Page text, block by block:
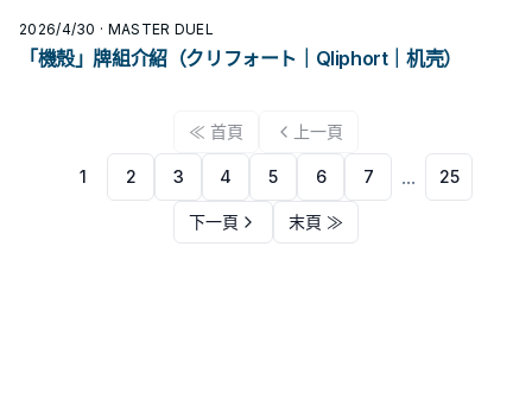
2026/4/30 · MASTER DUEL
「機殼」牌組介紹（クリフォート｜Qliphort｜机壳）
≪ 首頁 上一頁
1 2 3 4 5 6 7 ... 25
下一頁 末頁 ≫